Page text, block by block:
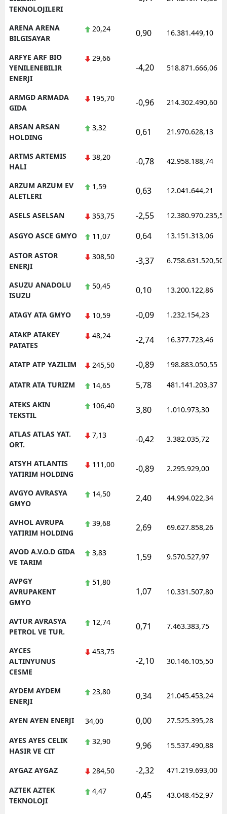
TEKNOLOJILERI
ARENA ARENA
BILGISAYAR
20,24 0,90 16.381.449,10
ARFYE ARF BIO
YENILENEBILIR
ENERJI
29,66
-4,20 518.871.666,06
ARMGD ARMADA
GIDA
195,70 -0,96 214.302.490,60
ARSAN ARSAN
HOLDING
3,32 0,61 21.970.628,13
ARTMS ARTEMIS
HALI
38,20 -0,78 42.958.188,74
ARZUM ARZUM EV
ALETLERI
1,59 0,63 12.041.644,21
ASELS ASELSAN 353,75 -2,55 12.380.970.235,50
ASGYO ASCE GMYO 11,07 0,64 13.151.313,06
ASTOR ASTOR
ENERJI
308,50 -3,37 6.758.631.520,50
ASUZU ANADOLU
ISUZU
50,45 0,10 13.200.122,86
ATAGY ATA GMYO 10,59 -0,09 1.232.154,23
ATAKP ATAKEY
PATATES
48,24 -2,74 16.377.723,46
ATATP ATP YAZILIM 245,50 -0,89 198.883.050,55
ATATR ATA TURIZM 14,65 5,78 481.141.203,37
ATEKS AKIN
TEKSTIL
106,40 3,80 1.010.973,30
ATLAS ATLAS YAT.
ORT.
7,13 -0,42 3.382.035,72
ATSYH ATLANTIS
YATIRIM HOLDING
111,00 -0,89 2.295.929,00
AVGYO AVRASYA
GMYO
14,50 2,40 44.994.022,34
AVHOL AVRUPA
YATIRIM HOLDING
39,68 2,69 69.627.858,26
AVOD A.V.O.D GIDA
VE TARIM
3,83 1,59 9.570.527,97
AVPGY
AVRUPAKENT
GMYO
51,80
1,07 10.331.507,80
AVTUR AVRASYA
PETROL VE TUR.
12,74 0,71 7.463.383,75
AYCES
ALTINYUNUS
CESME
453,75
-2,10 30.146.105,50
AYDEM AYDEM
ENERJI
23,80 0,34 21.045.453,24
AYEN AYEN ENERJI 34,00 0,00 27.525.395,28
AYES AYES CELIK
HASIR VE CIT
32,90 9,96 15.537.490,88
AYGAZ AYGAZ 284,50 -2,32 471.219.693,00
AZTEK AZTEK
TEKNOLOJI
4,47 0,45 43.048.452,97